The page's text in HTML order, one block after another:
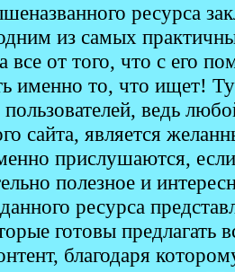
ресурса
из самых
все от того, что с его
именно то, что ищет!
ведь
сайта, является
прислушаются,
полезное и
ресурса
готовы
благодаря